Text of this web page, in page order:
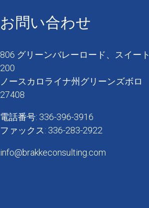
お問い合わせ
806 グリーンバレーロード、スイート
200
ノースカロライナ州グリーンズボロ
27408
電話番号: 336-396-3916
ファックス: 336-283-2922
info@brakkeconsulting.com